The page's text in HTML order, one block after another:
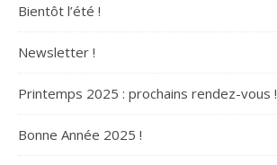
Bientôt l’été !
Newsletter !
Printemps 2025 : prochains rendez-vous !
Bonne Année 2025 !